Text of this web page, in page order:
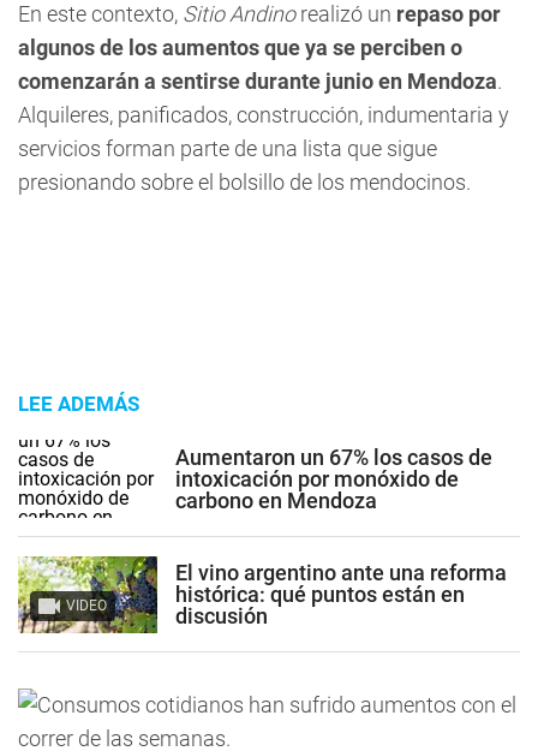
En este contexto, Sitio Andinorealizó un repaso por
algunos de los aumentos que ya se perciben o
comenzarán a sentirse durante junio en Mendoza.
Alquileres, panificados, construcción, indumentaria y
servicios forman parte de una lista que sigue
presionando sobre el bolsillo de los mendocinos.
LEE ADEMÁS
Aumentaron un 67% los casos de
intoxicación por monóxido de
carbono en Mendoza
VIDEO
El vino argentino ante una reforma
histórica: qué puntos están en
discusión